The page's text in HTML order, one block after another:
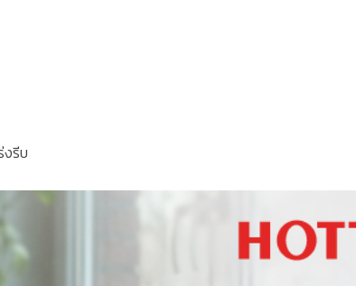
รีบ